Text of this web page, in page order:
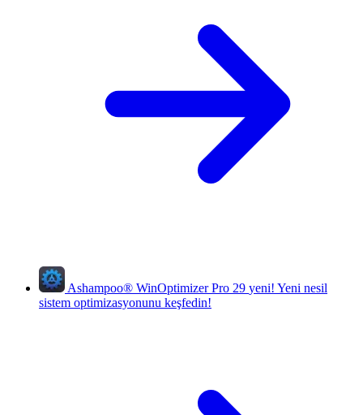
Ashampoo® WinOptimizer Pro 29 yeni! Yeni nesil
sistem optimizasyonunu keşfedin!